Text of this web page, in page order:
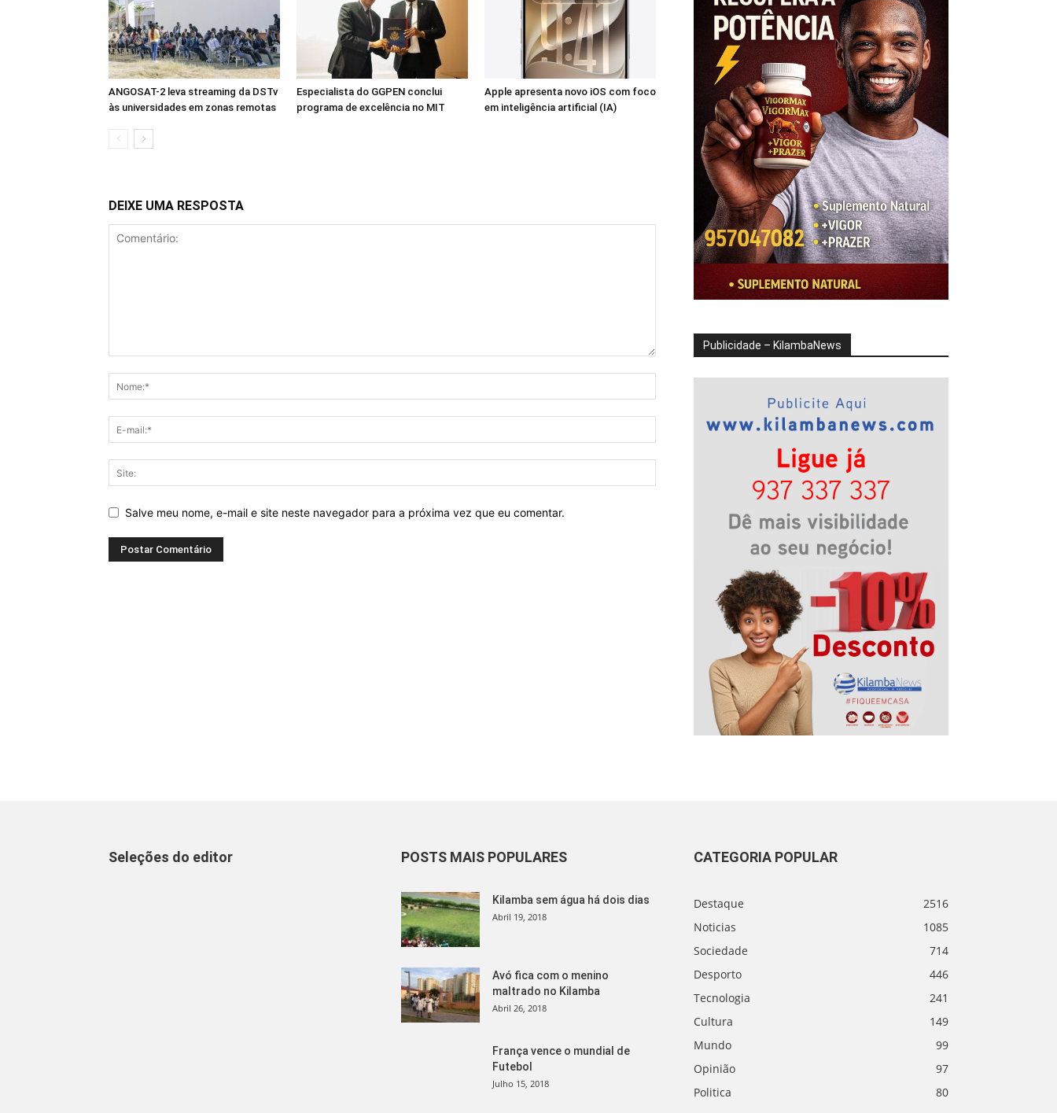
ANGOSAT-2 leva streaming da DSTv
às universidades em zonas remotas
Especialista do GGPEN conclui
programa de excelência no MIT
Apple apresenta novo iOS com foco
em inteligência artificial (IA)
DEIXE UMA RESPOSTA
Salve meu nome, e-mail e site neste navegador para a próxima vez que eu comentar.
Publicidade – KilambaNews
Seleções do editor POSTS MAIS POPULARES
Kilamba sem água há dois dias
Abril 19, 2018
Avó fica com o menino
maltrado no Kilamba
Abril 26, 2018
França vence o mundial de
Futebol
Julho 15, 2018
CATEGORIA POPULAR
Destaque
2516
Noticias
1085
Sociedade
714
Desporto
446
Tecnologia
241
Cultura
149
Mundo
99
Opinião
97
Politica
80